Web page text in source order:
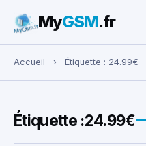
Rechercher :
MyGSM.fr
Accueil › Étiquette : 24.99€
Étiquette :24.99€